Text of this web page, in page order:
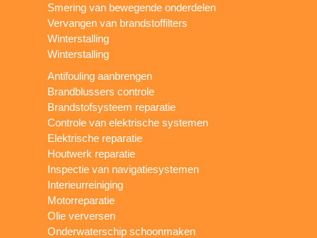
Smering van bewegende onderdelen
Vervangen van brandstoffilters
Winterstalling
Winterstalling
Antifouling aanbrengen
Brandblussers controle
Brandstofsysteem reparatie
Controle van elektrische systemen
Elektrische reparatie
Houtwerk reparatie
Inspectie van navigatiesystemen
Interieurreiniging
Motorreparatie
Olie verversen
Onderwaterschip schoonmaken